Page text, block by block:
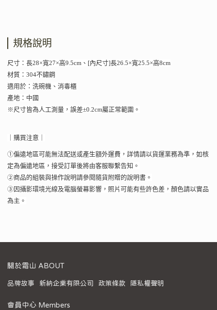
規格說明
尺寸：長28×寬27×高9.5cm、[內尺寸]長26.5×寬25.5×高8cm
材質：304不鏽鋼
適用於：洗碗機、消毒櫃
產地：中國
※尺寸皆為人工測量，誤差±0.2cm屬正常範圍。
｜購買注意｜
①偏遠地區可能無法配送或產生額外運費，詳情請以貨運業務為準，如核
定為偏遠地區，接受訂單後將由客服聯繫告知。
②商品的組裝與操作說明請參閱隨貨附贈的說明書。
③因攝影環境光線及電腦螢幕影響，照片可能有些許色差，顏色請以實品
為主。
關於霜山 ABOUT
品牌故事 新納企業有限公司 政策條款 隱私權聲明
會員中心 Members